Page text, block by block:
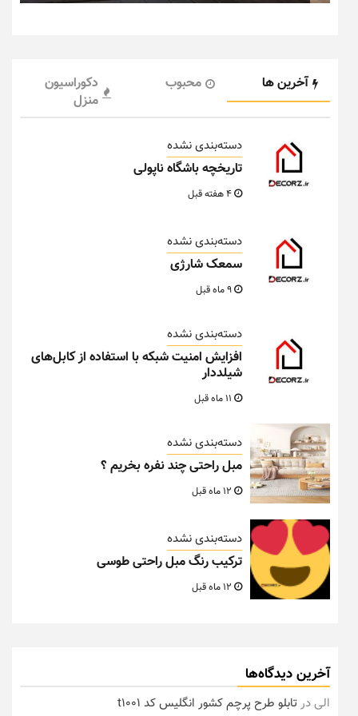
آخرین ها محبوب
دکوراسیون
منزل
دسته‌بندی نشده
تاریخچه باشگاه ناپولی
دسته‌بندی نشده
سمعک شارژی
دسته‌بندی نشده
افزایش امنیت شبکه با استفاده از کابل‌های
شیلددار
دسته‌بندی نشده
مبل راحتی چند نفره بخریم ؟
دسته‌بندی نشده
ترکیب رنگ مبل راحتی طوسی
آخرین دیدگاه‌ها
الیدرتابلو طرح پرچم کشور انگلیس کد t1001